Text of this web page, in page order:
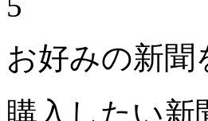
お好みの新聞
購入したい新